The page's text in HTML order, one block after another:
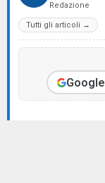
Redazione
Tutti gli articoli →
Google